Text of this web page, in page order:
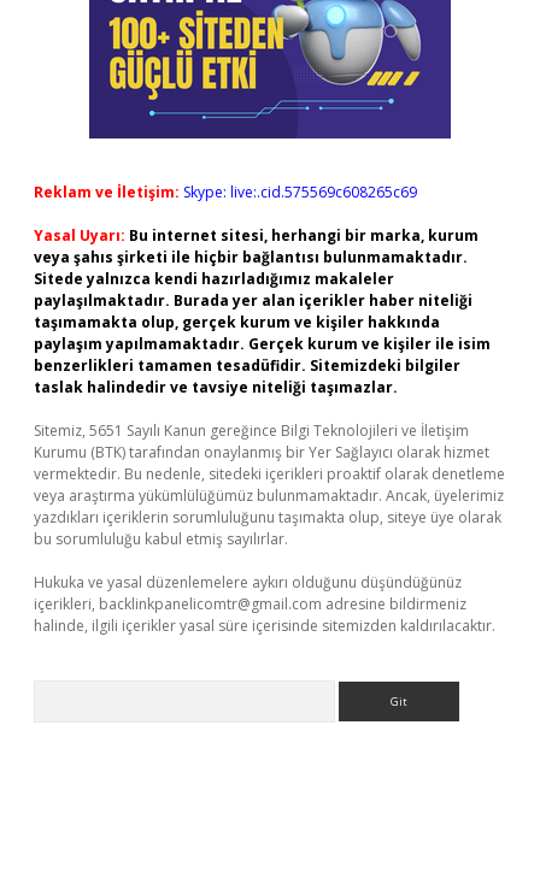
Reklam ve İletişim: Skype: live:.cid.575569c608265c69
Yasal Uyarı: Bu internet sitesi, herhangi bir marka, kurum
veya şahıs şirketi ile hiçbir bağlantısı bulunmamaktadır.
Sitede yalnızca kendi hazırladığımız makaleler
paylaşılmaktadır. Burada yer alan içerikler haber niteliği
taşımamakta olup, gerçek kurum ve kişiler hakkında
paylaşım yapılmamaktadır. Gerçek kurum ve kişiler ile isim
benzerlikleri tamamen tesadüfidir. Sitemizdeki bilgiler
taslak halindedir ve tavsiye niteliği taşımazlar.
Sitemiz, 5651 Sayılı Kanun gereğince Bilgi Teknolojileri ve İletişim
Kurumu (BTK) tarafından onaylanmış bir Yer Sağlayıcı olarak hizmet
vermektedir. Bu nedenle, sitedeki içerikleri proaktif olarak denetleme
veya araştırma yükümlülüğümüz bulunmamaktadır. Ancak, üyelerimiz
yazdıkları içeriklerin sorumluluğunu taşımakta olup, siteye üye olarak
bu sorumluluğu kabul etmiş sayılırlar.
Hukuka ve yasal düzenlemelere aykırı olduğunu düşündüğünüz
içerikleri, backlinkpanelicomtr@gmail.com adresine bildirmeniz
halinde, ilgili içerikler yasal süre içerisinde sitemizden kaldırılacaktır.